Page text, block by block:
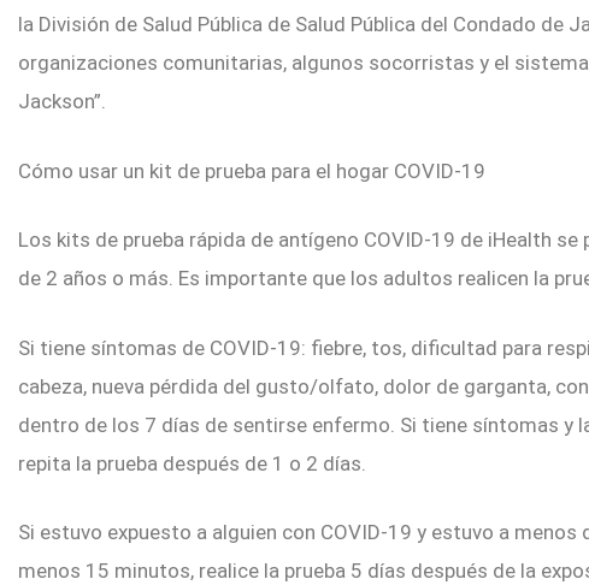
la División de Salud Pública de Salud Pública del Condado de
organizaciones comunitarias, algunos socorristas y el
Jackson”.
Cómo usar un kit de prueba para el hogar COVID-19
Los kits de prueba rápida de antígeno COVID-19 de iHealth se
de 2 años o más. Es importante que los adultos realicen la
Si tiene síntomas de COVID-19: fiebre, tos, dificultad para
cabeza, nueva pérdida del gusto/olfato, dolor de garganta,
dentro de los 7 días de sentirse enfermo. Si tiene síntomas y
repita la prueba después de 1 o 2 días.
Si estuvo expuesto a alguien con COVID-19 y estuvo a menos
menos 15 minutos, realice la prueba 5 días después de la